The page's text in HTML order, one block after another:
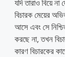
যদি তারাও বিয়ে না
বিচারক মেয়ের
আসে এবং সে
করছে না, তখন
কারণ বিচারকের